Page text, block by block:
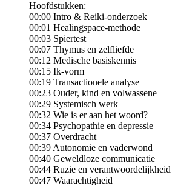
Hoofdstukken:
00:00 Intro & Reiki-onderzoek
00:01 Healingspace-methode
00:03 Spiertest
00:07 Thymus en zelfliefde
00:12 Medische basiskennis
00:15 Ik-vorm
00:19 Transactionele analyse
00:23 Ouder, kind en volwassene
00:29 Systemisch werk
00:32 Wie is er aan het woord?
00:34 Psychopathie en depressie
00:37 Overdracht
00:39 Autonomie en vaderwond
00:40 Geweldloze communicatie
00:44 Ruzie en verantwoordelijkheid
00:47 Waarachtigheid